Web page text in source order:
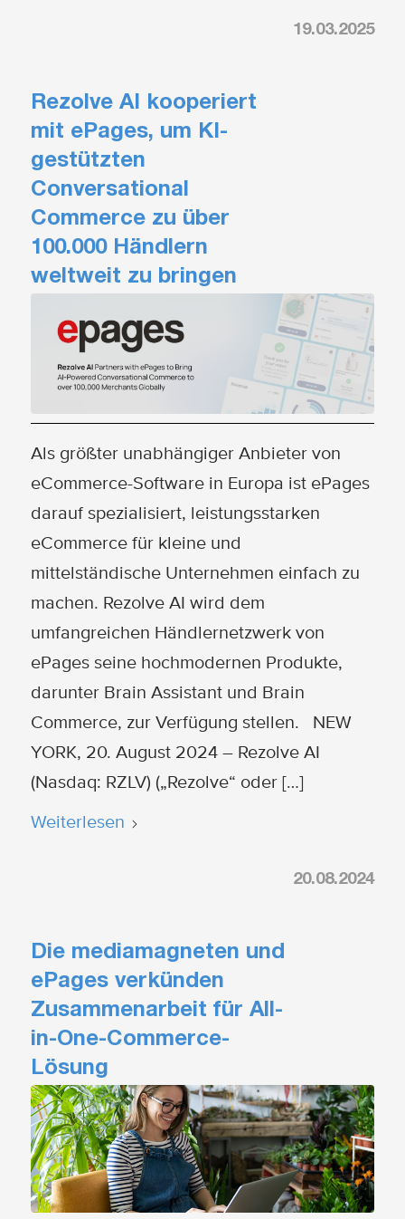
19.03.2025
Rezolve AI kooperiert
mit ePages, um KI-
gestützten
Conversational
Commerce zu über
100.000 Händlern
weltweit zu bringen
Als größter unabhängiger Anbieter von
eCommerce-Software in Europa ist ePages
darauf spezialisiert, leistungsstarken
eCommerce für kleine und
mittelständische Unternehmen einfach zu
machen. Rezolve AI wird dem
umfangreichen Händlernetzwerk von
ePages seine hochmodernen Produkte,
darunter Brain Assistant und Brain
Commerce, zur Verfügung stellen. NEW
YORK, 20. August 2024 – Rezolve AI
(Nasdaq: RZLV) („Rezolve“ oder […]
Weiterlesen
20.08.2024
Die mediamagneten und
ePages verkünden
Zusammenarbeit für All-
in-One-Commerce-
Lösung